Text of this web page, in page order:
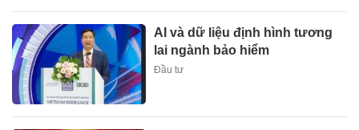
AI và dữ liệu định hình tương
lai ngành bảo hiểm
Đầu tư